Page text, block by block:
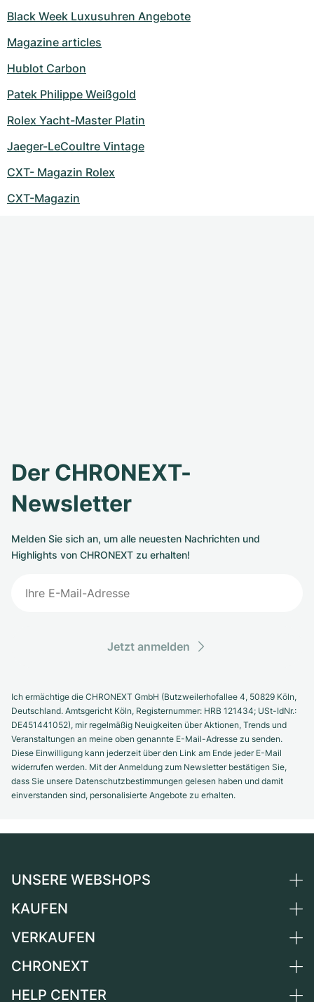
Black Week Luxusuhren Angebote
Magazine articles
Hublot Carbon
Patek Philippe Weißgold
Rolex Yacht-Master Platin
Jaeger-LeCoultre Vintage
CXT- Magazin Rolex
CXT-Magazin
Der CHRONEXT-
Newsletter
Melden Sie sich an, um alle neuesten Nachrichten und
Highlights von CHRONEXT zu erhalten!
Jetzt anmelden
Ich ermächtige die CHRONEXT GmbH (Butzweilerhofallee 4, 50829 Köln,
Deutschland. Amtsgericht Köln, Registernummer: HRB 121434; USt-IdNr.:
DE451441052), mir regelmäßig Neuigkeiten über Aktionen, Trends und
Veranstaltungen an meine oben genannte E-Mail-Adresse zu senden.
Diese Einwilligung kann jederzeit über den Link am Ende jeder E-Mail
widerrufen werden. Mit der Anmeldung zum Newsletter bestätigen Sie,
dass Sie unsere Datenschutzbestimmungen gelesen haben und damit
einverstanden sind, personalisierte Angebote zu erhalten.
UNSERE WEBSHOPS
Deutschland
Schweiz
Frankreich
KAUFEN
Alle Luxusuhren
VERKAUFEN
Uhr verkaufen
CHRONEXT
Über uns
HELP CENTER